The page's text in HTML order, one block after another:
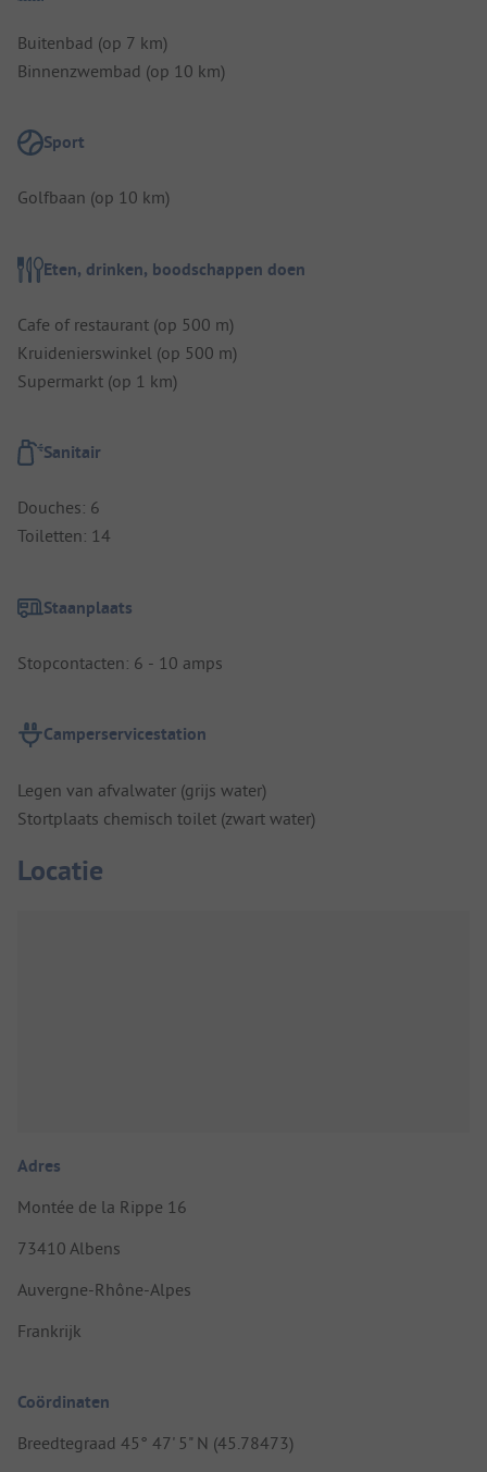
Buitenbad (op 7 km)
Binnenzwembad (op 10 km)
Sport
Golfbaan (op 10 km)
Eten, drinken, boodschappen doen
Cafe of restaurant (op 500 m)
Kruidenierswinkel (op 500 m)
Supermarkt (op 1 km)
Sanitair
Douches: 6
Toiletten: 14
Staanplaats
Stopcontacten: 6 - 10 amps
Camperservicestation
Legen van afvalwater (grijs water)
Stortplaats chemisch toilet (zwart water)
Locatie
Adres
Montée de la Rippe 16
73410 Albens
Auvergne-Rhône-Alpes
Frankrijk
Coördinaten
Breedtegraad 45° 47' 5" N (45.78473)